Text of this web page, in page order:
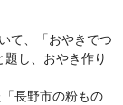
て、「おやきでつ
し、おやき作り
長野市の粉もの